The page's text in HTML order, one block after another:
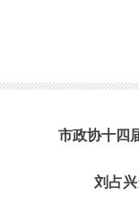
市政协十四
刘占